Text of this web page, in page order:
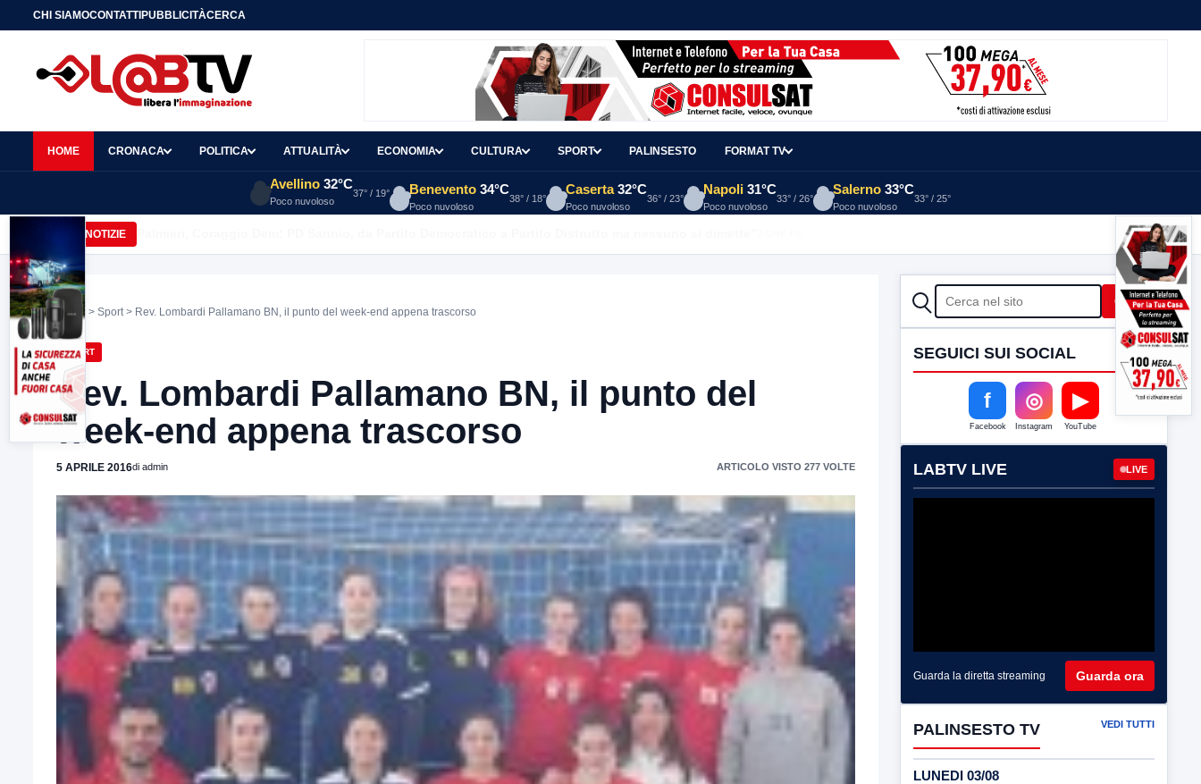
CHI SIAMOCONTATTIPUBBLICITÀCERCA
HOME CRONACA POLITICA ATTUALITÀ ECONOMIA CULTURA SPORT PALINSESTO FORMAT TV
Avellino 32°C
Poco nuvoloso
37° / 19° Benevento 34°C
Poco nuvoloso
38° / 18°
Caserta 32°C
Poco nuvoloso
36° / 23°
Napoli 31°C
Poco nuvoloso
33° / 26°
Salerno 33°C
Poco nuvoloso
33° / 25°
ULTIME NOTIZIE
Home > Sport> Rev. Lombardi Pallamano BN, il punto del week-end appena trascorso
SPORT
Rev. Lombardi Pallamano BN, il punto del
week-end appena trascorso
5 APRILE 2016di admin ARTICOLO VISTO 277 VOLTE
CERCA Cerca
SEGUICI SUI SOCIAL
f
Facebook
◎
Instagram
▶
YouTube
LABTV LIVE LIVE
Guarda la diretta streaming Guarda ora
PALINSESTO TV VEDI TUTTI
LUNEDI 03/08